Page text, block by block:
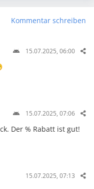
Kommentar schreiben
15.07.2025, 06:00
15.07.2025, 07:06
Der % Rabatt ist gut!
15.07.2025, 07:13